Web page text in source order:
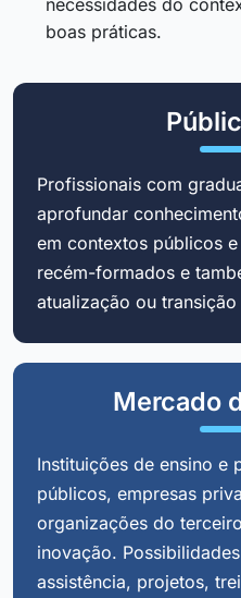
boas práticas.
Profissionais com
aprofundar
em contextos públicos
recém-formados e
atualização ou
Mercado
Instituições de ensino e
públicos, empresas
organizações do
inovação.
assistência, projetos,